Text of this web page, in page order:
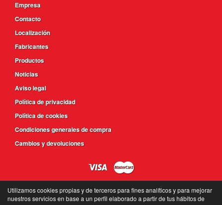
Empresa
Contacto
Localización
Fabricantes
Productos
Noticias
Aviso legal
Política de privacidad
Política de cookies
Condiciones generales de compra
Cambios y devoluciones
Utilizamos cookies propias y de terceros para fines analíticos y para mejorar
nuestros servicios en base a un perfil elaborado a partir de tus hábitos de